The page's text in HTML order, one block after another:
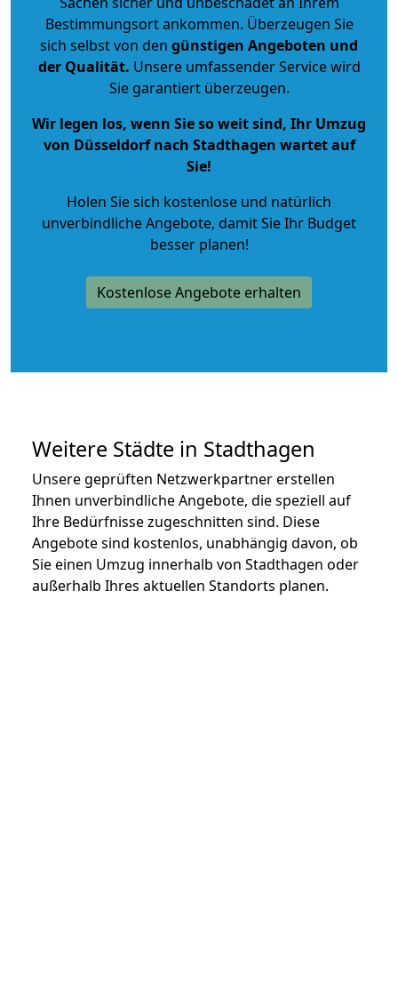
Bestimmungsort ankommen. Überzeugen Sie
sich selbst von den günstigen Angeboten und
der Qualität. Unsere umfassender Service wird
Sie garantiert überzeugen.
Wir legen los, wenn Sie so weit sind, Ihr Umzug
von Düsseldorf nach Stadthagen wartet auf
Sie!
Holen Sie sich kostenlose und natürlich
unverbindliche Angebote, damit Sie Ihr Budget
besser planen!
Kostenlose Angebote erhalten
Weitere Städte in Stadthagen
Unsere geprüften Netzwerkpartner erstellen
Ihnen unverbindliche Angebote, die speziell auf
Ihre Bedürfnisse zugeschnitten sind. Diese
Angebote sind kostenlos, unabhängig davon, ob
Sie einen Umzug innerhalb von Stadthagen oder
außerhalb Ihres aktuellen Standorts planen.